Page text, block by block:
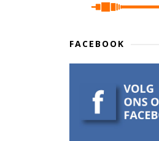
FACEBOOK